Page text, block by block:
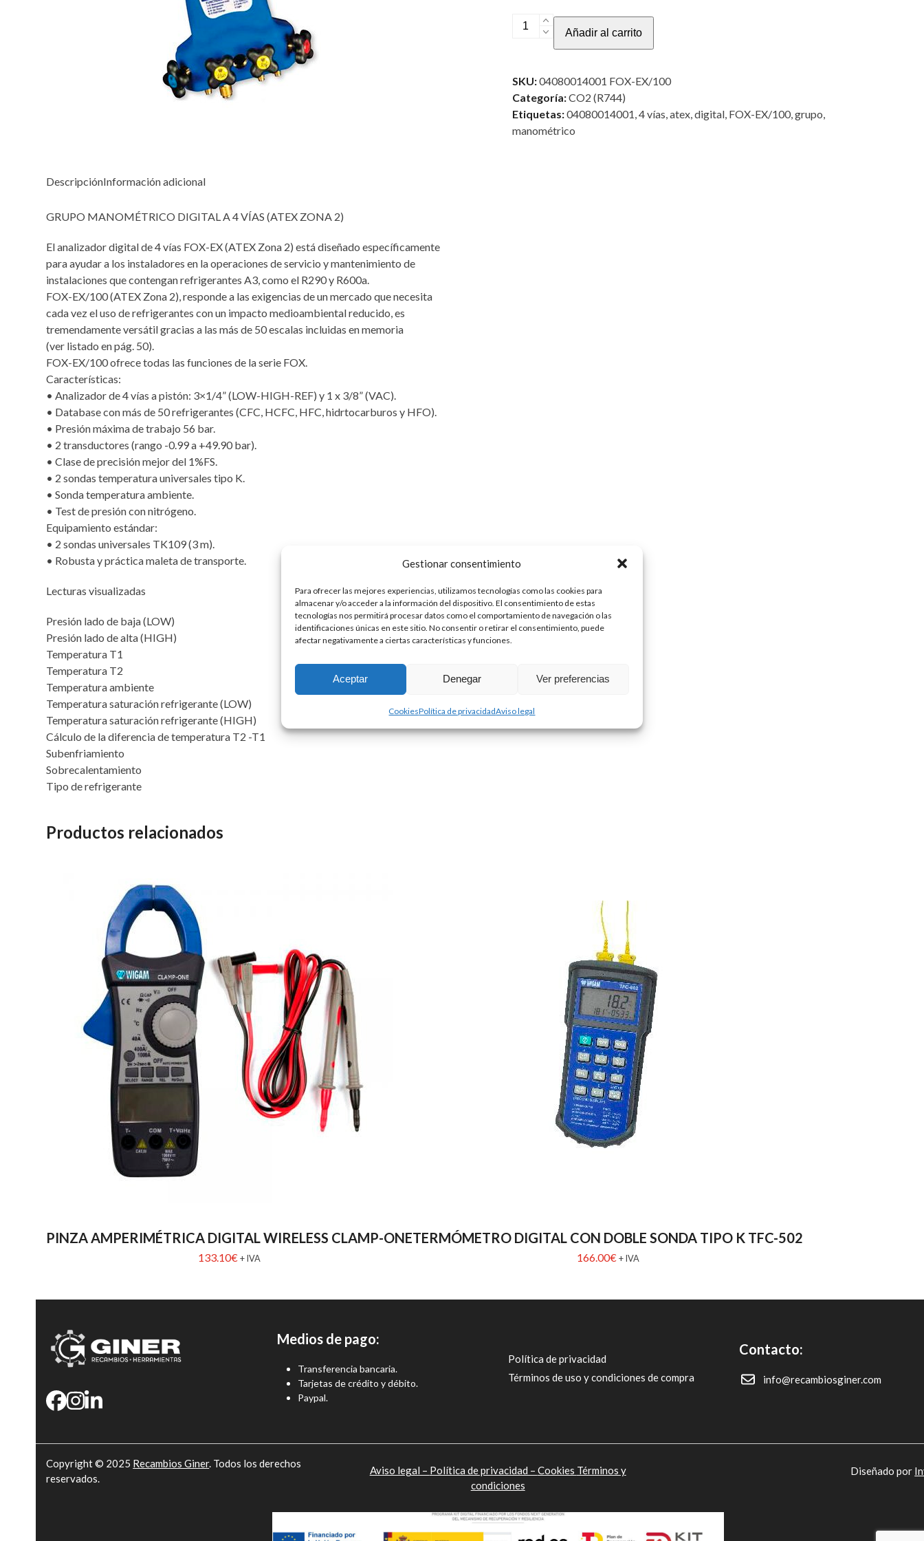
Gestionar consentimiento
Para ofrecer las mejores experiencias, utilizamos tecnologías como las cookies para
almacenar y/o acceder a la información del dispositivo. El consentimiento de estas
tecnologías nos permitirá procesar datos como el comportamiento de navegación o las
identificaciones únicas en este sitio. No consentir o retirar el consentimiento, puede
afectar negativamente a ciertas características y funciones.
Aceptar Denegar Ver preferencias
CookiesPolítica de privacidadAviso legal
GRUPO
MANOMÉTRICO
DIGITAL
4
VÍAS (ATEX
ZONA
2)
Añadir al carrito
SKU:04080014001 FOX-EX/100
Categoría:CO2 (R744)
Etiquetas:04080014001,4 vías,atex,digital, FOX-EX/100,grupo,
manométrico
DescripciónInformación adicional
GRUPO MANOMÉTRICO DIGITAL A 4 VÍAS (ATEX ZONA 2)
El analizador digital de 4 vías FOX-EX (ATEX Zona 2) está diseñado específicamente
para ayudar a los instaladores en la operaciones de servicio y mantenimiento de
instalaciones que contengan refrigerantes A3, como el R290 y R600a.
FOX-EX/100 (ATEX Zona 2), responde a las exigencias de un mercado que necesita
cada vez el uso de refrigerantes con un impacto medioambiental reducido, es
tremendamente versátil gracias a las más de 50 escalas incluidas en memoria
(ver listado en pág. 50).
FOX-EX/100 ofrece todas las funciones de la serie FOX.
Características:
• Analizador de 4 vías a pistón: 3×1/4” (LOW-HIGH-REF) y 1 x 3/8” (VAC).
• Database con más de 50 refrigerantes (CFC, HCFC, HFC, hidrtocarburos y HFO).
• Presión máxima de trabajo 56 bar.
• 2 transductores (rango -0.99 a +49.90 bar).
• Clase de precisión mejor del 1%FS.
• 2 sondas temperatura universales tipo K.
• Sonda temperatura ambiente.
• Test de presión con nitrógeno.
Equipamiento estándar:
• 2 sondas universales TK109 (3 m).
• Robusta y práctica maleta de transporte.
Lecturas visualizadas
Presión lado de baja (LOW)
Presión lado de alta (HIGH)
Temperatura T1
Temperatura T2
Temperatura ambiente
Temperatura saturación refrigerante (LOW)
Temperatura saturación refrigerante (HIGH)
Cálculo de la diferencia de temperatura T2 -T1
Subenfriamiento
Sobrecalentamiento
Tipo de refrigerante
Productos relacionados
PINZA AMPERIMÉTRICA DIGITAL WIRELESS CLAMP-ONE
133.10€ + IVA
TERMÓMETRO DIGITAL CON DOBLE SONDA TIPO K TFC-502
166.00€ + IVA
Medios de pago:
Transferencia bancaria.
Tarjetas de crédito y débito.
Paypal.
Política de privacidad
Términos de uso y condiciones de compra
Contacto:
info@recambiosginer.com
Copyright © 2025 Recambios Giner. Todos los derechos
reservados.
Aviso legal – Política de privacidad – Cookies Términos y
condiciones
Diseñado por